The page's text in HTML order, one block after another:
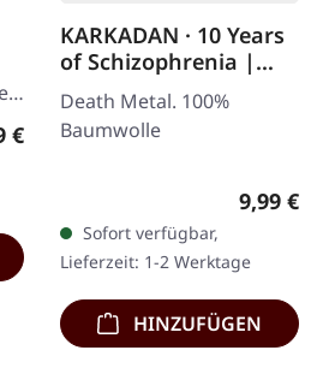
Preis:
€
KARKADAN · 10 Years
of Schizophrenia |
GIRLIE
Death Metal. 100%
Baumwolle
9,99 €
Sofort verfügbar,
Lieferzeit: 1-2 Werktage
HINZUFÜGEN